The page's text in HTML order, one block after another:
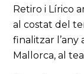
Retiro i Lírico
al costat del
finalitzar l’any
Mallorca, al